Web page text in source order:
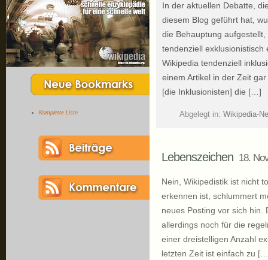
Komplette Liste
In der aktuellen Debatte,
diesem Blog geführt hat,
die Behauptung
tendenziell
Wikipedia tendenziell
einem Artikel in der Zeit
[die Inklusionisten] die […]
Abgelegt in: Wikipedia-
Lebenszeichen 18.
Nein, Wikipedistik ist nicht
erkennen ist, schlummert
neues Posting vor sich hin.
allerdings noch für die
einer dreistelligen Anzahl
letzten Zeit ist einfach zu